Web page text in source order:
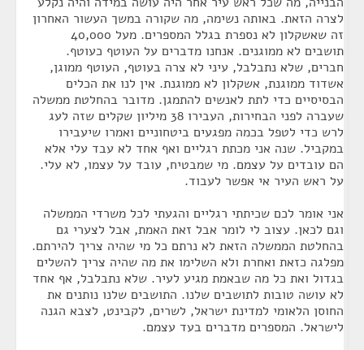
לצרה הזאת. באותה נשימה, מה שקורה במשך העשור האחרון
זה שאשקלון לא נספרת בגלל המספרים. מעל 40,000
תושבים לא ממוגנים. אנחנו מדברים על העוטף כעוטף.
חברים, שלא נתבלבל, עיני לא צרה בעוטף, העוטף ממוגן,
אשדוד ממוגנת, אשקלון לא ממוגנת. אין לנו את הכלים
הבסיסיים כדי לתת לאנשים להתמגן. מדובר בהחלטת ממשלה
שעברה לפני הבחירות, העבירו 38 מיליון שקלים שזה לעג
לרש כדי לטפל בכמה מפגעים ביטחוניים ואמרו שיעבירו
במקביל. שנה אני מכתת רגליים ואף אחד לא עבד עלי אלא
הם עובדים על עצמם. מי שמבטיח, עובד על עצמו, לא עלי.
על ראש העיר אי אפשר לעבוד.
אני אומר לכם שכיתתי רגליים והגעתי לכל משרדי הממשלה
וגם לכאן. עצוב לי לומר אבל זאת האמת, אבל לצערי גם
בהחלטת הממשלה הזאת לא נרתם כל מי שהיה צריך להירתם.
מפלגה כזאת ואחרת ולא השלימו את מה שהיה צריך להשלים
בגדול ואת כל מה שבאמת מגיע לעיר. שלא נתבלבל, אף אחד
לא עושה טובות לתושבים שלנו. התושבים שלנו נותנים את
החוסן הלאומי למדינת ישראל, לשרים, לקבינט, לצבא הגנה
לישראל. המספרים מדברים בעד עצמם.